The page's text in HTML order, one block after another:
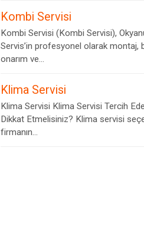
Kombi Servisi
Kombi Servisi (Kombi Servisi),
Servis’in profesyonel olarak montaj,
onarım ve...
Klima Servisi
Klima Servisi Klima Servisi Tercih
Dikkat Etmelisiniz? Klima servisi
firmanın...